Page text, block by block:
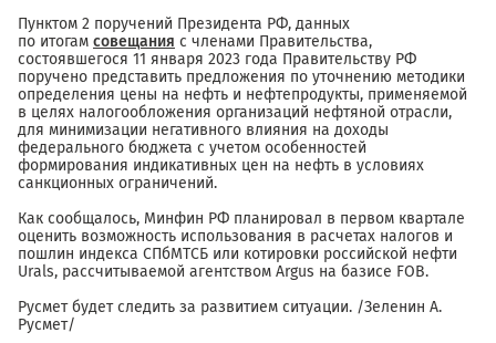
Пунктом 2 поручений Президента РФ, данных
по итогам совещания с членами Правительства,
состоявшегося 11 января 2023 года Правительству РФ
поручено представить предложения по уточнению методики
определения цены на нефть и нефтепродукты, применяемой
в целях налогообложения организаций нефтяной отрасли,
для минимизации негативного влияния на доходы
федерального бюджета с учетом особенностей
формирования индикативных цен на нефть в условиях
санкционных ограничений.
Как сообщалось, Минфин РФ планировал в первом квартале
оценить возможность использования в расчетах налогов и
пошлин индекса СПбМТСБ или котировки российской нефти
Urals, рассчитываемой агентством Argus на базисе FOB.
Русмет будет следить за развитием ситуации. /Зеленин А.
Русмет/